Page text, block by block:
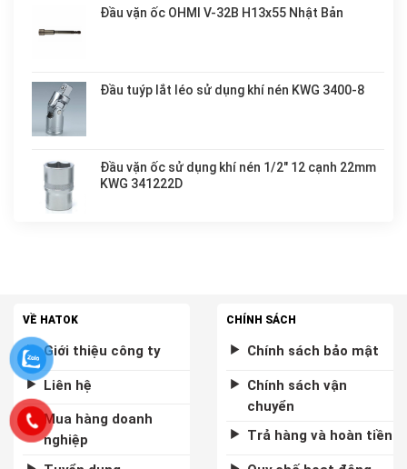
Đầu vặn ốc OHMI V-32B H13x55 Nhật Bản
Đầu tuýp lắt léo sử dụng khí nén KWG 3400-8
Đầu vặn ốc sử dụng khí nén 1/2" 12 cạnh 22mm
KWG 341222D
VỀ HATOK
Giới thiệu công ty
Liên hệ
Mua hàng doanh
nghiệp
CHÍNH SÁCH
Chính sách bảo mật
Chính sách vận
chuyển
Trả hàng và hoàn tiền